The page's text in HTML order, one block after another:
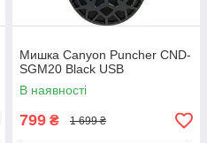
Мишка Canyon Puncher CND-
SGM20 Black USB
В наявності
799 ₴ 1 699 ₴